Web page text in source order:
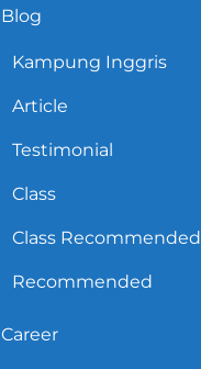
Blog
Kampung Inggris
Article
Testimonial
Class
Class Recommended
Recommended
Career